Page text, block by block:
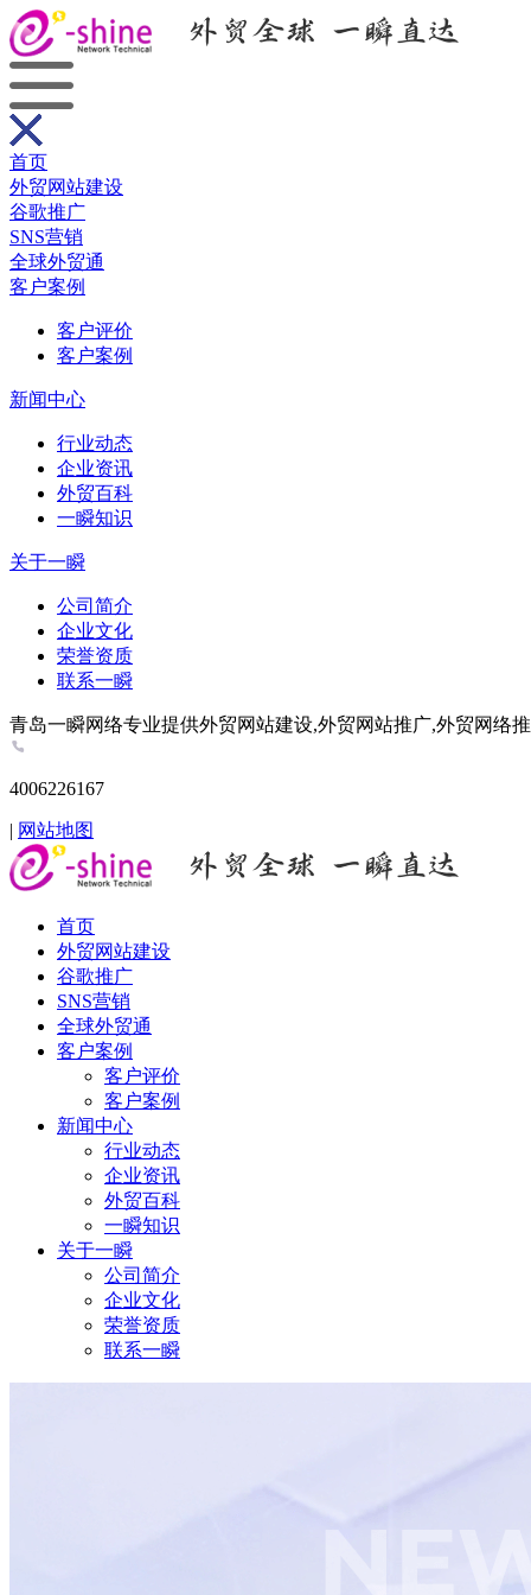
首页
外贸网站建设
谷歌推广
SNS营销
全球外贸通
客户案例
客户评价
客户案例
新闻中心
行业动态
企业资讯
外贸百科
一瞬知识
关于一瞬
公司简介
企业文化
荣誉资质
联系一瞬
青岛一瞬网络专业提供外贸网站建设,外贸网站推广,外贸网络
4006226167
| 网站地图
首页
外贸网站建设
谷歌推广
SNS营销
全球外贸通
客户案例
客户评价
客户案例
新闻中心
行业动态
企业资讯
外贸百科
一瞬知识
关于一瞬
公司简介
企业文化
荣誉资质
联系一瞬